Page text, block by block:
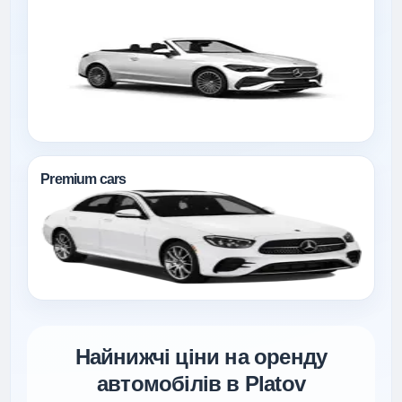
Premium cars
Найнижчі ціни на оренду
автомобілів в Platov